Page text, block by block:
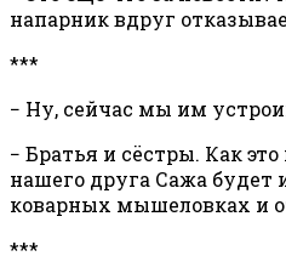
напарник вдруг
***
− Ну, сейчас мы им
− Братья и сёстры. Как
нашего друга Сажа будет
коварных мышеловках и
***